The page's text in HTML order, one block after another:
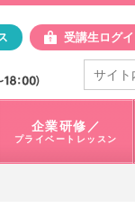
アスク
受講生ログ
電話で
03-3401-
企業研修／
プライベートレッスン